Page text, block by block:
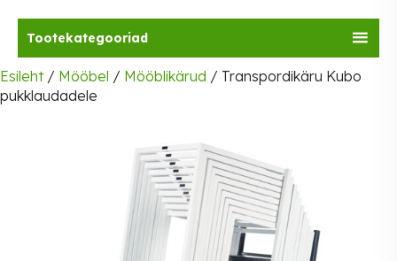
Tootekategooriad
Esileht/ Mööbel / Mööblikärud / Transpordikäru Kubo
pukklaudadele